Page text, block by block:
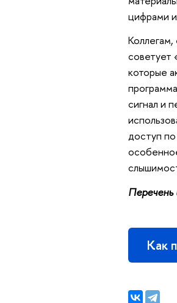
цифрами
советует
которые
сигнал и
доступ
Как